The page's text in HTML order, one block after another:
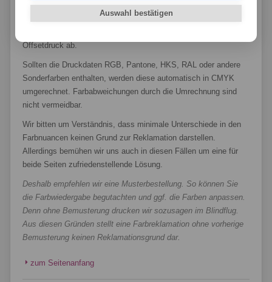
Großformatdrucker auf keine typischen Offsetpapier drucken
und Offsetdruckfarben verwenden, weicht die Farbwiedergabe
Offsetdruck ab.
Sollten die Druckdaten RGB, Pantone, HKS, RAL oder andere
Sonderfarben enthalten, werden diese automatisch in CMYK
umgerechnet. Farbabweichungen durch die Umrechnung sind
nicht vermeidbar.
Wir bitten um Verständnis, dass minimale Unterschiede in den
Farbnuancen keinen Grund zur Reklamation darstellen.
Allerdings bemühen wir uns auch in diesen Fällen um eine für
beide Seiten zufriedenstellende Lösung.
Deshalb empfehlen wir eine Musterbestellung. So können Sie
die Farbwiedergabe begutachten und ggf. die Farben anpassen.
Denn ohne Bemusterung drucken wir sozusagen im Blindflug.
Aus diesen Gründen stellt eine Farbreklamation ohne vorherige
Bemusterung keinen Reklamationsgrund dar.
zum Seitenanfang
Auswahl bestätigen